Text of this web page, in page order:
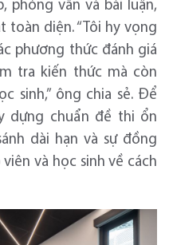
phỏng vấn và bài luận,
diện. “Tôi hy vọng
phương thức đánh giá
tra kiến thức mà còn
sinh,” ông chia sẻ. Để
dựng chuẩn đề thi ổn
dài hạn và sự đồng
và học sinh về cách